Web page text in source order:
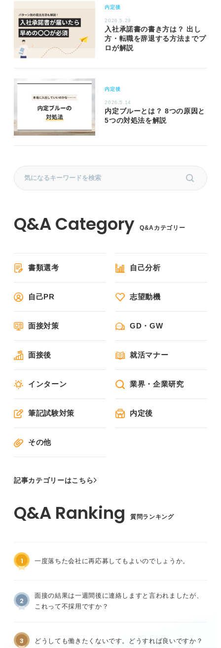
内定後
2026.5.29
入社承諾書の書き方は？ 出し
方・転職を辞退する方法までプ
ロが解説
内定後
2026.5.14
内定ブルーとは？ 8つの原因と
5つの対処法を解説
Q&Aカテゴリー
書類選考 自己分析
自己PR 志望動機
面接対策 GD・GW
面接後 就活マナー
インターン 業界・企業研究
筆記試験対策 内定後
その他
記事カテゴリーはこちら
質問ランキング
1 一度落ちた会社に再応募してもよいのでしょうか。
2
面接の結果は一週間後に連絡しますと言われましたが、
これって不採用ですか？
3 どうしても働きたくないです。どうすれば良いですか？